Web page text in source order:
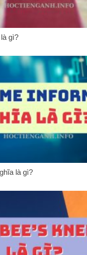
gì?
là gì?